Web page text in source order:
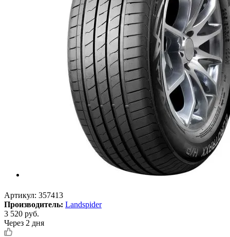
Артикул: 357413
Производитель: Landspider
3 520 руб.
Через 2 дня